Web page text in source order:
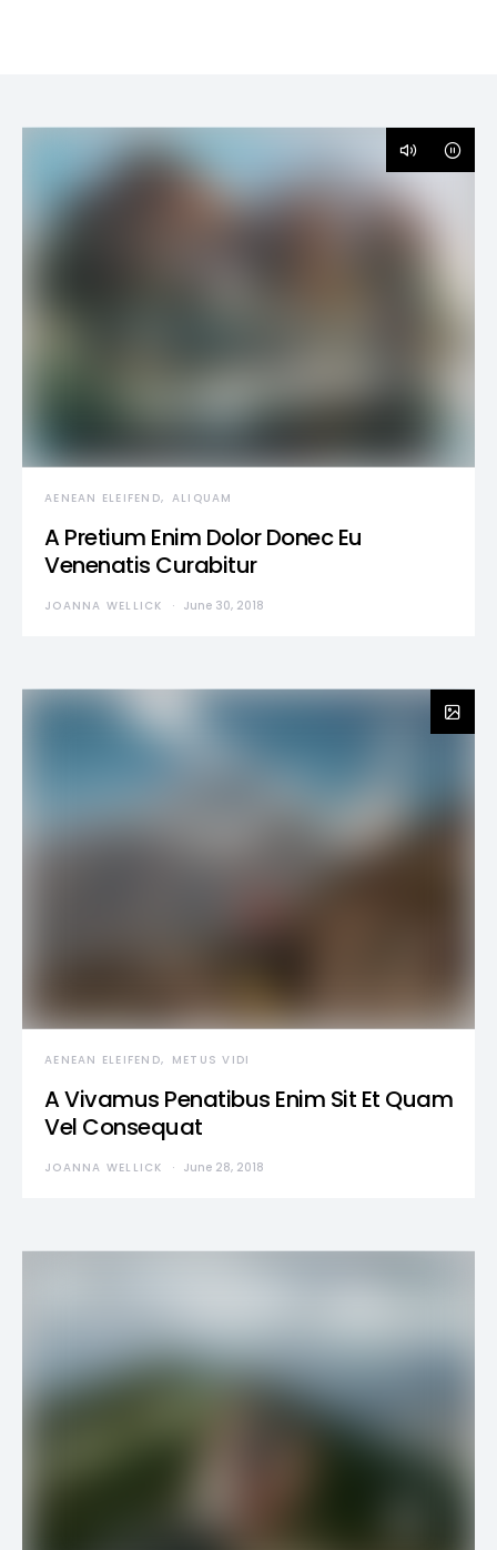
AENEAN ELEIFEND ALIQUAM
A Pretium Enim Dolor Donec Eu
Venenatis Curabitur
JOANNA WELLICK June 30, 2018
AENEAN ELEIFEND METUS VIDI
A Vivamus Penatibus Enim Sit Et Quam
Vel Consequat
JOANNA WELLICK June 28, 2018